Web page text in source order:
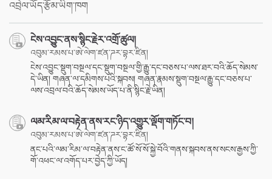
འབྲེལ་ཡོད་རྩོམ་ཡིག་ཁག
ངེས་འབྱུང་ནས་སྙིང་རྗེར་འགྲོ་ཚུལ།
འབུམ་རམས་པ་ཨེ་ལེག་ཛན་ཌར་བྷར་ཛིན།
ངེས་འབྱུང་སྡུག་བསྔལ་དང་སྡུག་བསྔལ་གྱི་རྒྱུ་དང་བཅས་པ་ལས་ཐར་བའི་ཆོད་སེམས་
དེ་ཡིན། གཞན་ལ་དམིགས་པའི་སྐབས། གཞན་རྣམས་སྡུག་བསྔལ་རྒྱུ་དང་བཅས་པ་
ལས་འབྲལ་བའི་ཆོད་སེམས་ཡོད་པ་ནི་སྙིང་རྗེ་ཡིན།
ལམ་རིམ་ལ་བརྟེན་ནས་རང་ཉིད་འགྱུར་ལྡོག་གཏོང་བ།
འབུམ་རམས་པ་ཨེ་ལེག་ཛན་ཌར་བྷར་ཛིན།
ནང་པའི་ལམ་རིམ་ལ་བརྟེན་ནས་ང་ཚོ་སོ་སོ་སྐྱེ་བོའི་གནས་སྐབས་ནས་སངས་རྒྱས་ཀྱི་
གོ་འཕང་ལ་འགོད་པར་བྱེད་ཀྱི་ཡོད།